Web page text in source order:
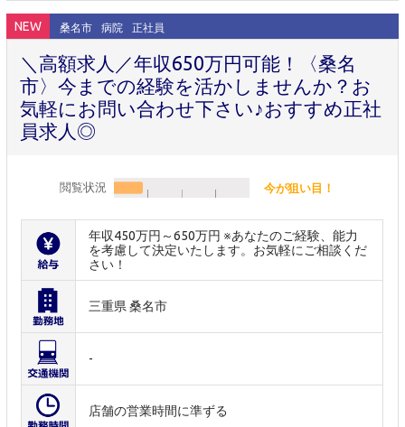
NEW 桑名市 病院 正社員
＼高額求人／年収650万円可能！〈桑名
市〉今までの経験を活かしませんか？お
気軽にお問い合わせ下さい♪おすすめ正社
員求人◎
閲覧状況 今が狙い目！
年収450万円～650万円 ※あなたのご経験、能力
を考慮して決定いたします。お気軽にご相談くだ
さい！
三重県 桑名市
-
店舗の営業時間に準ずる